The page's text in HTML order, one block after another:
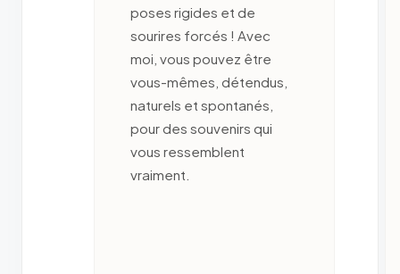
poses rigides et de
sourires forcés ! Avec
moi, vous pouvez être
vous-mêmes, détendus,
naturels et spontanés,
pour des souvenirs qui
vous ressemblent
vraiment.